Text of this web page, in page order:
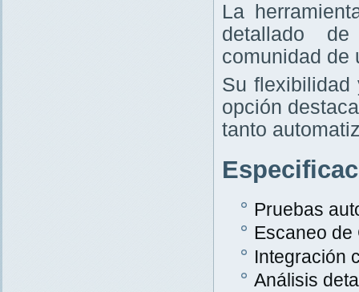
La
detallado
comunidad de
Su flexibilidad
opción
tanto
Pruebas
Escaneo de
Integración
Análisis